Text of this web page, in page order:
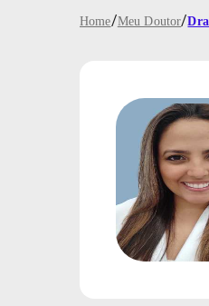
Home/Meu Doutor/